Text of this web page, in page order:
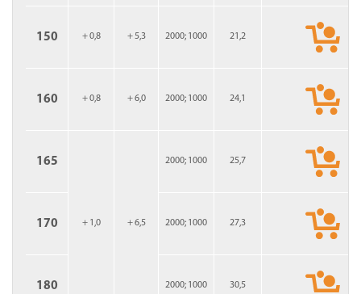
150 + 0,8 + 5,3 2000; 1000 21,2
160 + 0,8 + 6,0 2000; 1000 24,1
165
+ 1,0 + 6,5
2000; 1000 25,7
170 2000; 1000 27,3
180 2000; 1000 30,5